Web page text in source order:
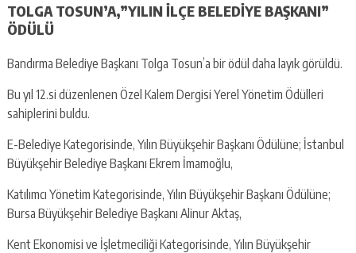
TOLGA TOSUN’A,”YILIN İLÇE BELEDİYE BAŞKANI”
ÖDÜLÜ
Bandırma Belediye Başkanı Tolga Tosun’a bir ödül daha layık görüldü.
Bu yıl 12.si düzenlenen Özel Kalem Dergisi Yerel Yönetim Ödülleri
sahiplerini buldu.
E-Belediye Kategorisinde, Yılın Büyükşehir Başkanı Ödülüne; İstanbul
Büyükşehir Belediye Başkanı Ekrem İmamoğlu,
Katılımcı Yönetim Kategorisinde, Yılın Büyükşehir Başkanı Ödülüne;
Bursa Büyükşehir Belediye Başkanı Alinur Aktaş,
Kent Ekonomisi ve İşletmeciliği Kategorisinde, Yılın Büyükşehir